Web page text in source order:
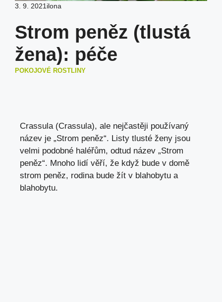
3. 9. 2021 ilona
Strom peněz (tlustá
žena): péče
POKOJOVÉ ROSTLINY
Crassula (Crassula), ale nejčastěji používaný
název je „Strom peněz“. Listy tlusté ženy jsou
velmi podobné haléřům, odtud název „Strom
peněz“. Mnoho lidí věří, že když bude v domě
strom peněz, rodina bude žít v blahobytu a
blahobytu.